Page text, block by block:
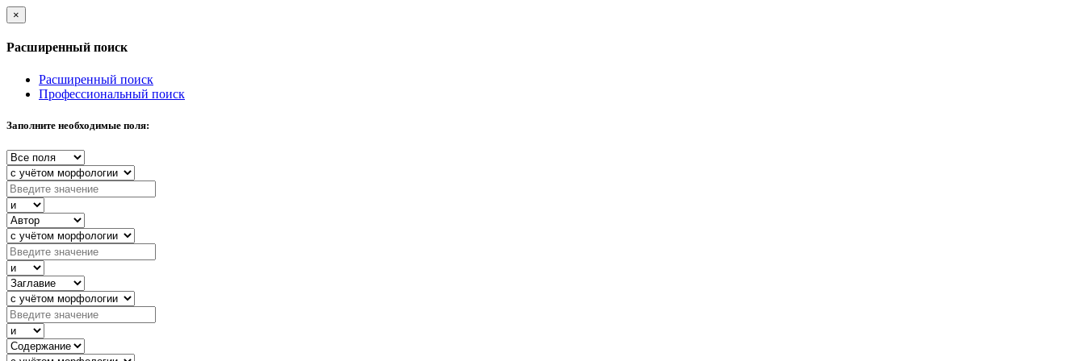
×
Расширенный поиск
Расширенный поиск
Профессиональный поиск
Заполните необходимые поля: